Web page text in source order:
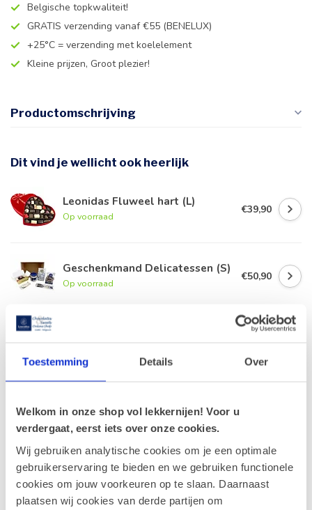
Toestemming Details Over
Welkom in onze shop vol lekkernijen! Voor u
verdergaat, eerst iets over onze cookies.
Wij gebruiken analytische cookies om je een optimale
gebruikerservaring te bieden en we gebruiken functionele
cookies om jouw voorkeuren op te slaan. Daarnaast
plaatsen wij cookies van derde partijen om
Belgische topkwaliteit!
GRATIS verzending vanaf €55 (BENELUX)
+25°C = verzending met koelelement
Kleine prijzen, Groot plezier!
Productomschrijving
Dit vind je wellicht ook heerlijk
Leonidas Fluweel hart (L)
Op voorraad
€39,90
Geschenkmand Delicatessen (S)
Op voorraad
€50,90
Op voorraad
Leonidas 500g Pralines en fles
CAVA 75cl
Op voorraad